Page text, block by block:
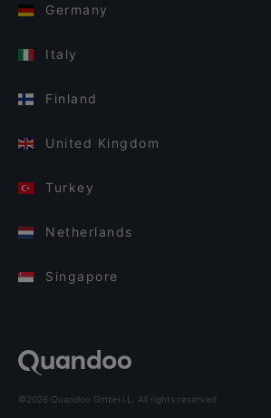
Germany
Italy
Finland
United Kingdom
Turkey
Netherlands
Singapore
©2026 Quandoo GmbH i.L. All rights reserved